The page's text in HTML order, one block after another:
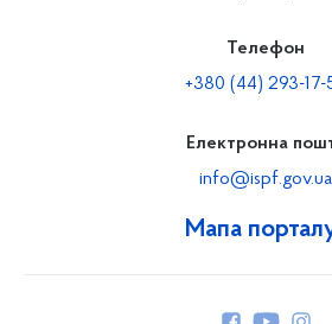
Мапа
Телефон
+380 (44) 293-17-
Електронна
info@ispf.gov.ua